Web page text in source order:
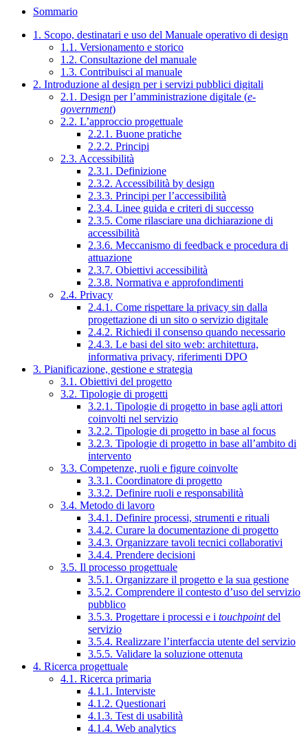
Sommario
1. Scopo, destinatari e uso del Manuale operativo di design
1.1. Versionamento e storico
1.2. Consultazione del manuale
1.3. Contribuisci al manuale
2. Introduzione al design per i servizi pubblici digitali
2.1. Design per l’amministrazione digitale (e-
government)
2.2. L’approccio progettuale
2.2.1. Buone pratiche
2.2.2. Principi
2.3. Accessibilità
2.3.1. Definizione
2.3.2. Accessibilità by design
2.3.3. Principi per l’accessibilità
2.3.4. Linee guida e criteri di successo
2.3.5. Come rilasciare una dichiarazione di
accessibilità
2.3.6. Meccanismo di feedback e procedura di
attuazione
2.3.7. Obiettivi accessibilità
2.3.8. Normativa e approfondimenti
2.4. Privacy
2.4.1. Come rispettare la privacy sin dalla
progettazione di un sito o servizio digitale
2.4.2. Richiedi il consenso quando necessario
2.4.3. Le basi del sito web: architettura,
informativa privacy, riferimenti DPO
3. Pianificazione, gestione e strategia
3.1. Obiettivi del progetto
3.2. Tipologie di progetti
3.2.1. Tipologie di progetto in base agli attori
coinvolti nel servizio
3.2.2. Tipologie di progetto in base al focus
3.2.3. Tipologie di progetto in base all’ambito di
intervento
3.3. Competenze, ruoli e figure coinvolte
3.3.1. Coordinatore di progetto
3.3.2. Definire ruoli e responsabilità
3.4. Metodo di lavoro
3.4.1. Definire processi, strumenti e rituali
3.4.2. Curare la documentazione di progetto
3.4.3. Organizzare tavoli tecnici collaborativi
3.4.4. Prendere decisioni
3.5. Il processo progettuale
3.5.1. Organizzare il progetto e la sua gestione
3.5.2. Comprendere il contesto d’uso del servizio
pubblico
3.5.3. Progettare i processi e i touchpointdel
servizio
3.5.4. Realizzare l’interfaccia utente del servizio
3.5.5. Validare la soluzione ottenuta
4. Ricerca progettuale
4.1. Ricerca primaria
4.1.1. Interviste
4.1.2. Questionari
4.1.3. Test di usabilità
4.1.4. Web analytics